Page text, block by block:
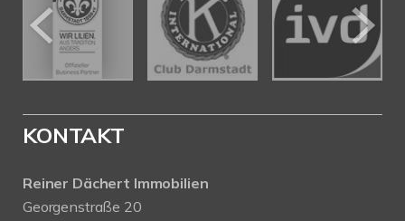
KONTAKT
Reiner Dächert Immobilien
Georgenstraße 20